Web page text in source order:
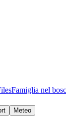
Famiglia nel
Meteo